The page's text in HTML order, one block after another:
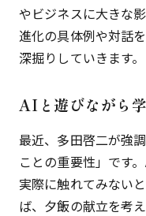
やビジネスに大きな
進化の具体例や対話
深掘りしていきます。
AIと遊びながら
最近、多田啓二が強
ことの重要性」です
実際に触れてみない
ば、夕飯の献立を考